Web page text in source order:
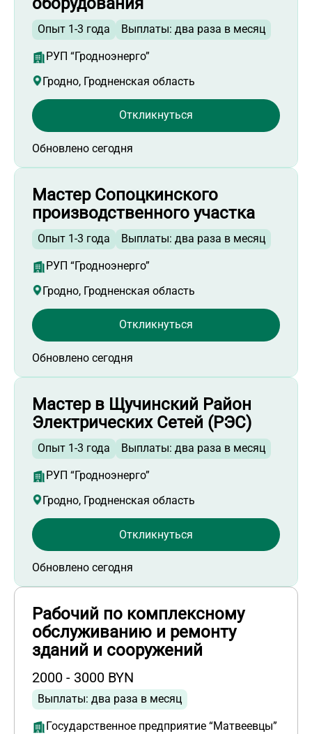
Работа продавцом-консультантом
Работа мастером
Работа кассиром-операционистом
Работа промоутером
Работа менеджером по работе с клиентами
Работа кладовщиком
Работа прорабом
Работа мастером участка
Работа контролером ОТК
Работа рабочим на производство
Работа руководителем отдела клиентского
сервиса
Работа продавцом-кассиром
Работа в Гродненской области
Работа на месте работодателя
Работа с полной занятостью
Опыт 1-3 года Выплаты: два раза в месяц
РУП “Гродноэнерго”
Гродно, Гродненская область
Обновлено сегодня
Откликнуться
Мастер Сопоцкинского
производственного участка
Опыт 1-3 года Выплаты: два раза в месяц
РУП “Гродноэнерго”
Гродно, Гродненская область
Обновлено сегодня
Откликнуться
Мастер в Щучинский Район
Электрических Сетей (РЭС)
Опыт 1-3 года Выплаты: два раза в месяц
РУП “Гродноэнерго”
Гродно, Гродненская область
Обновлено сегодня
Откликнуться
Рабочий по комплексному
обслуживанию и ремонту
зданий и сооружений
2000 - 3000 BYN
Выплаты: два раза в месяц
Государственное предприятие “Матвеевцы”